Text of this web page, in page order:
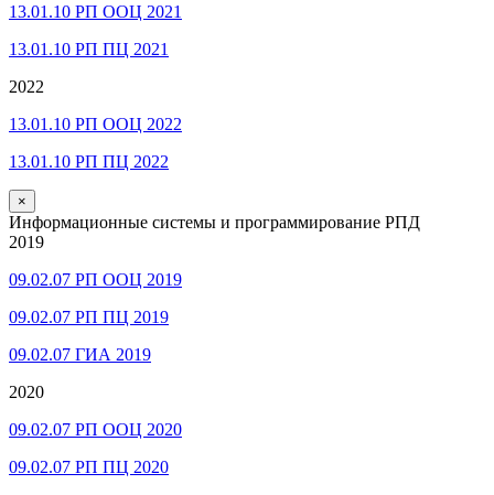
13.01.10 РП ООЦ 2021
13.01.10 РП ПЦ 2021
2022
13.01.10 РП ООЦ 2022
13.01.10 РП ПЦ 2022
×
Информационные системы и программирование РПД
2019
09.02.07 РП ООЦ 2019
09.02.07 РП ПЦ 2019
09.02.07 ГИА 2019
2020
09.02.07 РП ООЦ 2020
09.02.07 РП ПЦ 2020